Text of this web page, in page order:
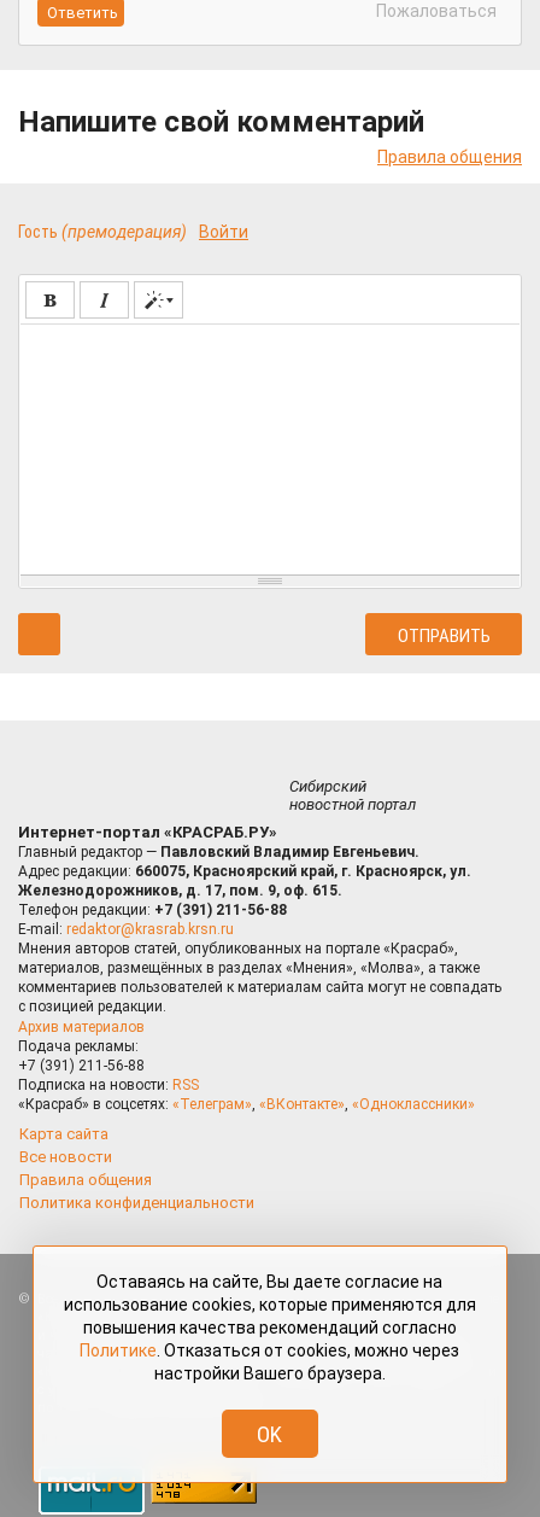
Пожаловаться
Напишите свой комментарий
Правила общения
Гость (премодерация) Войти
Сибирский
новостной портал
Интернет-портал «КРАСРАБ.РУ»
Главный редактор — Павловский Владимир Евгеньевич.
Адрес редакции: 660075, Красноярский край, г. Красноярск, ул.
Железнодорожников, д. 17, пом. 9, оф. 615.
Телефон редакции: +7 (391) 211-56-88
E-mail: redaktor@krasrab.krsn.ru
Мнения авторов статей, опубликованных на портале «Красраб»,
материалов, размещённых в разделах «Мнения», «Молва», а также
комментариев пользователей к материалам сайта могут не совпадать
с позицией редакции.
Архив материалов
Подача рекламы:
+7 (391) 211-56-88
Подписка на новости: RSS
«Красраб» в соцсетях: «Телеграм», «ВКонтакте», «Одноклассники»
Карта сайта
Все новости
Правила общения
Политика конфиденциальности
Все права защищены. Любые материалы, размещённые на портале
«Красраб.ру» сотрудниками редакции, нештатными авторами
и читателями, являются объектами авторского права. Полное или
частичное использование материалов, размещённых на портале
«Красраб.ру», допускается только с письменного согласия редакции
redaktor@krasrab.krsn.ru.
Оставаясь на сайте, Вы даете согласие на
использование cookies, которые применяются для
повышения качества рекомендаций согласно
Политике . Отказаться от cookies, можно через
настройки Вашего браузера.
OK